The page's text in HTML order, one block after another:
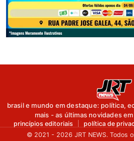
brasil e mundo em destaque: política,
mais - as últimas novidades
princípios editoriais política de
© 2021 - 2026 JRT NEWS. Todos